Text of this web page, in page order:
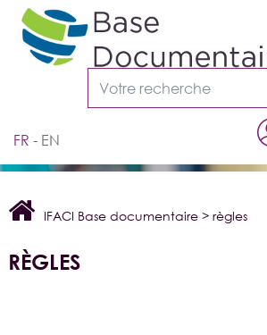
FR EN
IFACI Base documentaire > règles
RÈGLES
Cookies management panel